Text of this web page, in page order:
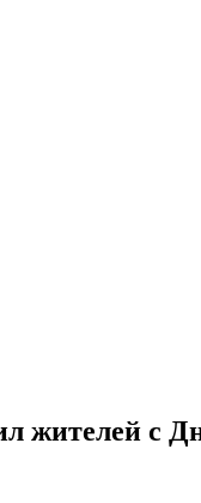
жителей с